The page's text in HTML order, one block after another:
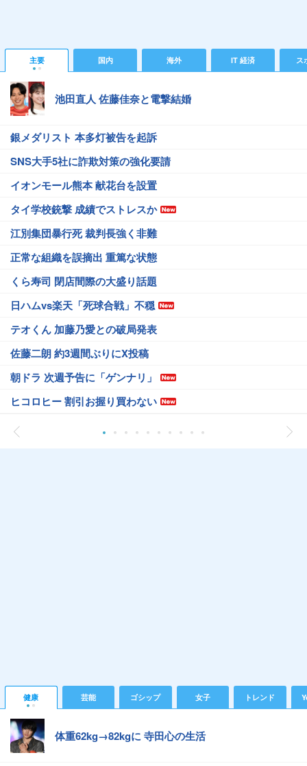
主要 国内 海外 IT 経済 ス
池田直人 佐藤佳奈と電撃結婚
銀メダリスト 本多灯被告を起訴
SNS大手5社に詐欺対策の強化要請
イオンモール熊本 献花台を設置
タイ学校銃撃 成績でストレスか
江別集団暴行死 裁判長強く非難
正常な組織を誤摘出 重篤な状態
くら寿司 閉店間際の大盛り話題
日ハムvs楽天「死球合戦」不穏
テオくん 加藤乃愛との破局発表
佐藤二朗 約3週間ぶりにX投稿
朝ドラ 次週予告に「ゲンナリ」
ヒコロヒー 割引お握り買わない
健康 芸能 ゴシップ 女子 トレンド
体重62kg→82kgに 寺田心の生活